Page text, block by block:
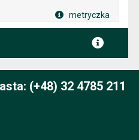
metryczka
(+48) 32 4785 211